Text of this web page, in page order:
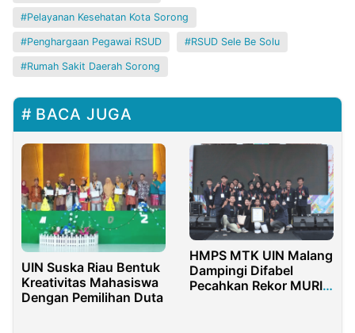
Pelayanan Kesehatan Kota Sorong
Penghargaan Pegawai RSUD RSUD Sele Be Solu
Rumah Sakit Daerah Sorong
BACA JUGA
UIN Suska Riau Bentuk
Kreativitas Mahasiswa
Dengan Pemilihan Duta
HMPS MTK UIN Malang
Dampingi Difabel
Pecahkan Rekor MURI